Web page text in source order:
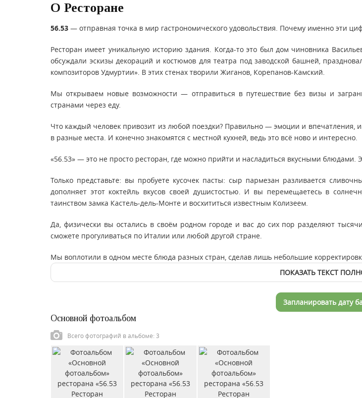
О Ресторане
56.53 — отправная точка в мир гастрономического удовольствия. Почему именно эти
Ресторан имеет уникальную историю здания. Когда-то это был дом чиновника
обсуждали эскизы декораций и костюмов для театра под заводской башней,
композиторов Удмуртии». В этих стенах творили Жиганов, Корепанов-Камский.
Мы открываем новые возможности — отправиться в путешествие без визы и
странами через еду.
Что каждый человек привозит из любой поездки? Правильно — эмоции и
в разные места. И конечно знакомятся с местной кухней, ведь это всё ново и интересно.
«56.53» — это не просто ресторан, где можно прийти и насладиться вкусными блюдами.
Только представьте: вы пробуете кусочек пасты: сыр пармезан разливается
дополняет этот коктейль вкусов своей душистостью. И вы перемещаетесь в
таинством замка Кастель-дель-Монте и восхититься известным Колизеем.
Да, физически вы остались в своём родном городе и вас до сих пор разделяют
сможете прогуливаться по Италии или любой другой стране.
Мы воплотили в одном месте блюда разных стран, сделав лишь небольшие
ПОКАЗАТЬ ТЕКСТ
Запланировать дату
Основной фотоальбом
Всего фотографий в альбоме: 3